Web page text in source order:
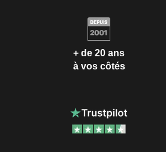
+ de 20 ans
à vos côtés